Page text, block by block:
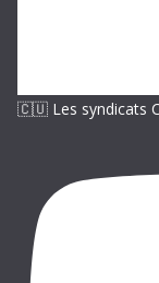
🇨🇺 Les syndicats